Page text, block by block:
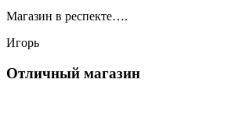
Магазин в респекте….
Игорь
Отличный магазин